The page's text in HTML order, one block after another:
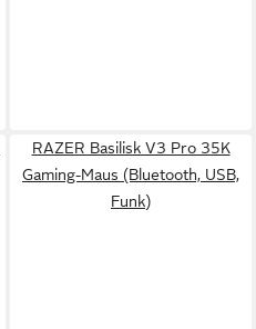
RAZER Basilisk V3 Pro 35K
Gaming-Maus (Bluetooth, USB,
Funk)